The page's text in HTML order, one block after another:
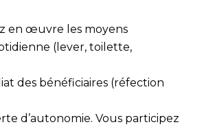
en œuvre les moyens
(lever, toilette,
des bénéficiaires (réfection
d’autonomie. Vous participez